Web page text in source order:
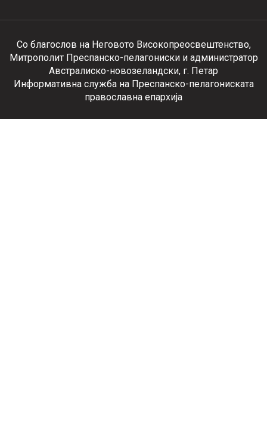
Со благослов на Неговото Високопреосвештенство,
Митрополит Преспанско-пелагониски и администратор
Австралиско-новозеландски, г. Петар
Информативна служба на Преспанско-пелагониската
православна епархија